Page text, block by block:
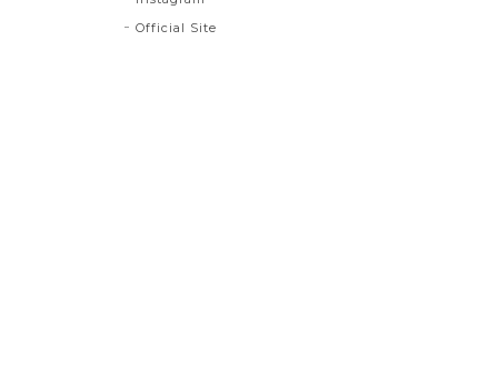
Official Site